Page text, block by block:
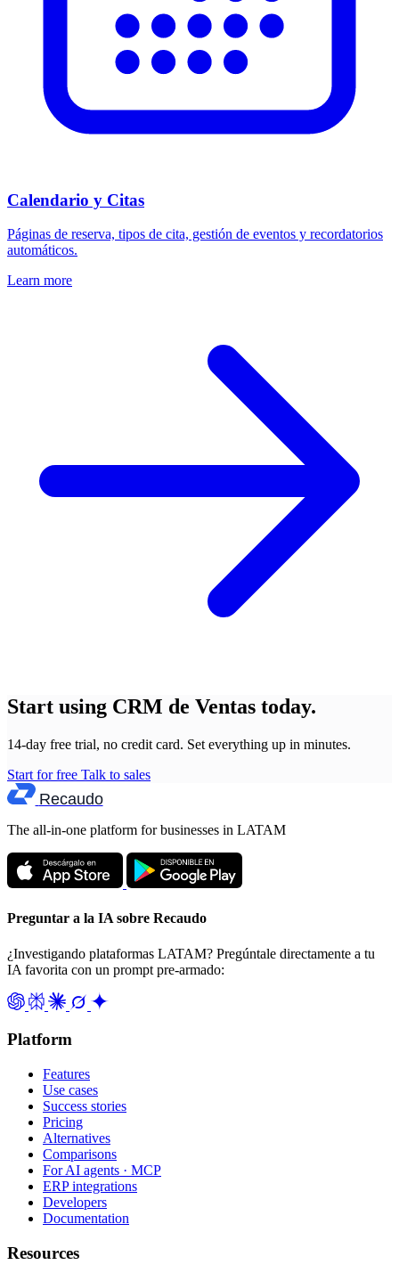
Calendario y Citas
Páginas de reserva, tipos de cita, gestión de eventos y recordatorios
automáticos.
Learn more
Start using CRM de Ventas today.
14-day free trial, no credit card. Set everything up in minutes.
Start for free Talk to sales
Recaudo
The all-in-one platform for businesses in LATAM
Preguntar a la IA sobre Recaudo
¿Investigando plataformas LATAM? Pregúntale directamente a tu
IA favorita con un prompt pre-armado:
Platform
Features
Use cases
Success stories
Pricing
Alternatives
Comparisons
For AI agents · MCP
ERP integrations
Developers
Documentation
Resources